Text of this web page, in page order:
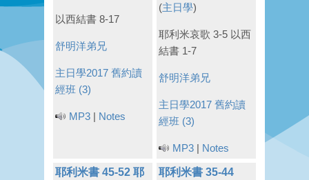
以西結書 8-17
舒明洋弟兄
主日學2017 舊約讀
經班 (3)
MP3 | Notes
(主日學)
耶利米哀歌 3-5 以西
結書 1-7
舒明洋弟兄
主日學2017 舊約讀
經班 (3)
MP3 | Notes
耶利米書 45-52 耶
耶利米書 35-44